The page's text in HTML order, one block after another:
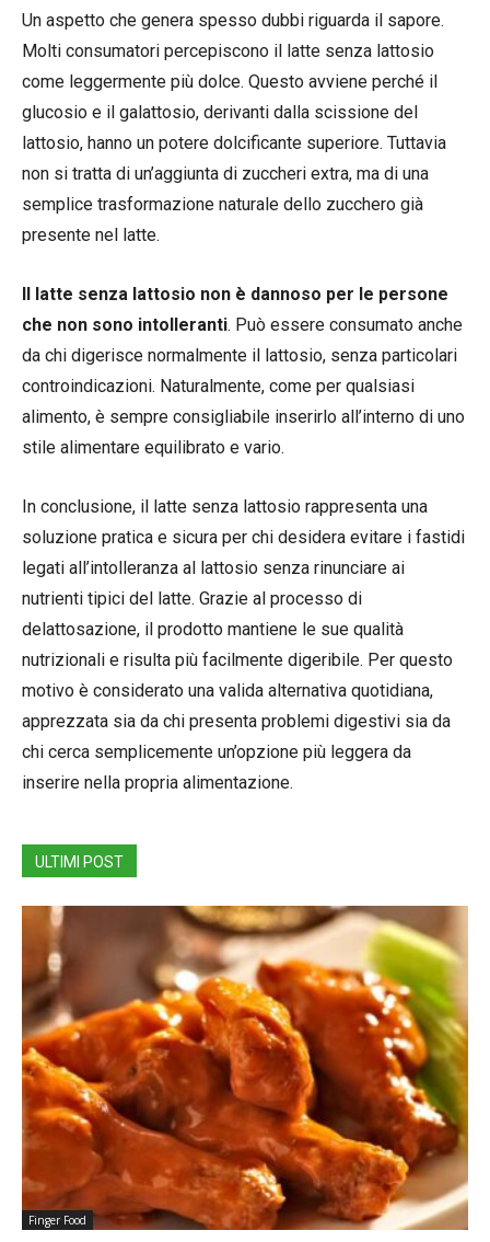
Un aspetto che genera spesso dubbi riguarda il sapore.
Molti consumatori percepiscono il latte senza lattosio
come leggermente più dolce. Questo avviene perché il
glucosio e il galattosio, derivanti dalla scissione del
lattosio, hanno un potere dolcificante superiore. Tuttavia
non si tratta di un’aggiunta di zuccheri extra, ma di una
semplice trasformazione naturale dello zucchero già
presente nel latte.
Il latte senza lattosio non è dannoso per le persone
che non sono intolleranti. Può essere consumato anche
da chi digerisce normalmente il lattosio, senza particolari
controindicazioni. Naturalmente, come per qualsiasi
alimento, è sempre consigliabile inserirlo all’interno di uno
stile alimentare equilibrato e vario.
In conclusione, il latte senza lattosio rappresenta una
soluzione pratica e sicura per chi desidera evitare i fastidi
legati all’intolleranza al lattosio senza rinunciare ai
nutrienti tipici del latte. Grazie al processo di
delattosazione, il prodotto mantiene le sue qualità
nutrizionali e risulta più facilmente digeribile. Per questo
motivo è considerato una valida alternativa quotidiana,
apprezzata sia da chi presenta problemi digestivi sia da
chi cerca semplicemente un’opzione più leggera da
inserire nella propria alimentazione.
ULTIMI POST
Finger Food